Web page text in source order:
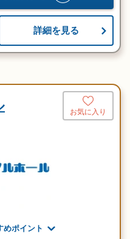
詳細を見る
お気に入り
めポイント